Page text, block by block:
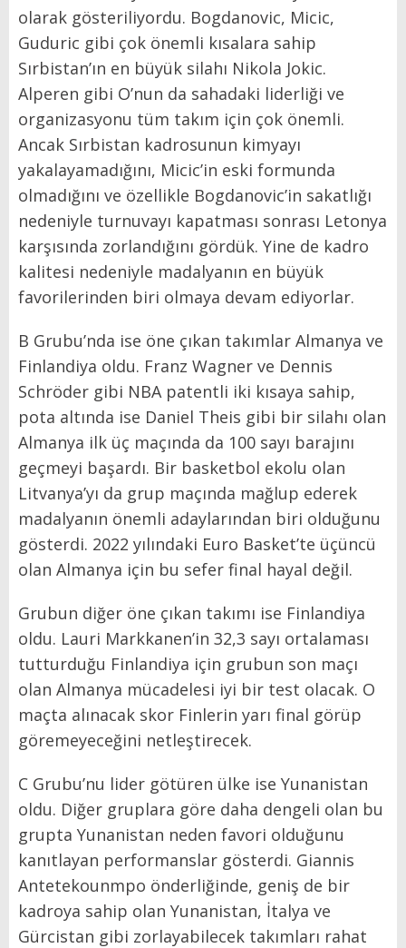
olarak gösteriliyordu. Bogdanovic, Micic,
Guduric gibi çok önemli kısalara sahip
Sırbistan’ın en büyük silahı Nikola Jokic.
Alperen gibi O’nun da sahadaki liderliği ve
organizasyonu tüm takım için çok önemli.
Ancak Sırbistan kadrosunun kimyayı
yakalayamadığını, Micic’in eski formunda
olmadığını ve özellikle Bogdanovic’in sakatlığı
nedeniyle turnuvayı kapatması sonrası Letonya
karşısında zorlandığını gördük. Yine de kadro
kalitesi nedeniyle madalyanın en büyük
favorilerinden biri olmaya devam ediyorlar.
B Grubu’nda ise öne çıkan takımlar Almanya ve
Finlandiya oldu. Franz Wagner ve Dennis
Schröder gibi NBA patentli iki kısaya sahip,
pota altında ise Daniel Theis gibi bir silahı olan
Almanya ilk üç maçında da 100 sayı barajını
geçmeyi başardı. Bir basketbol ekolu olan
Litvanya’yı da grup maçında mağlup ederek
madalyanın önemli adaylarından biri olduğunu
gösterdi. 2022 yılındaki Euro Basket’te üçüncü
olan Almanya için bu sefer final hayal değil.
Grubun diğer öne çıkan takımı ise Finlandiya
oldu. Lauri Markkanen’in 32,3 sayı ortalaması
tutturduğu Finlandiya için grubun son maçı
olan Almanya mücadelesi iyi bir test olacak. O
maçta alınacak skor Finlerin yarı final görüp
göremeyeceğini netleştirecek.
C Grubu’nu lider götüren ülke ise Yunanistan
oldu. Diğer gruplara göre daha dengeli olan bu
grupta Yunanistan neden favori olduğunu
kanıtlayan performanslar gösterdi. Giannis
Antetekounmpo önderliğinde, geniş de bir
kadroya sahip olan Yunanistan, İtalya ve
Gürcistan gibi zorlayabilecek takımları rahat